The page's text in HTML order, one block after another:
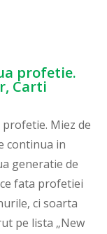
profetie.
Carti
profetie. Miez de
continua in
generatie de
fata profetiei
ci soarta
pe lista „New